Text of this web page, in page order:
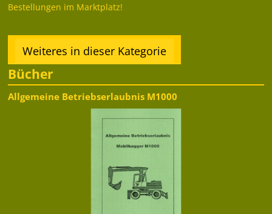
Bestellungen im Marktplatz!
Weiteres in dieser Kategorie
Bücher
Allgemeine Betriebserlaubnis M1000